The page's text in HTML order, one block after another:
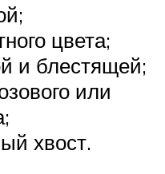
цвета;
и блестящей;
или
хвост.